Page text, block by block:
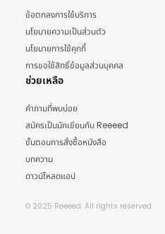
ข้อตกลงการใช้บริการ
นโยบายความเป็นส่วนตัว
นโยบายการใช้คุกกี้
การขอใช้สิทธิ์ข้อมูลส่วนบุคคล
ช่วยเหลือ
คำถามที่พบบ่อย
สมัครเป็นนักเขียนกับ Reeeed
ขั้นตอนการสั่งซื้อหนังสือ
บทความ
ดาวน์โหลดแอป
© 2025 Reeeed. All rights reserved.